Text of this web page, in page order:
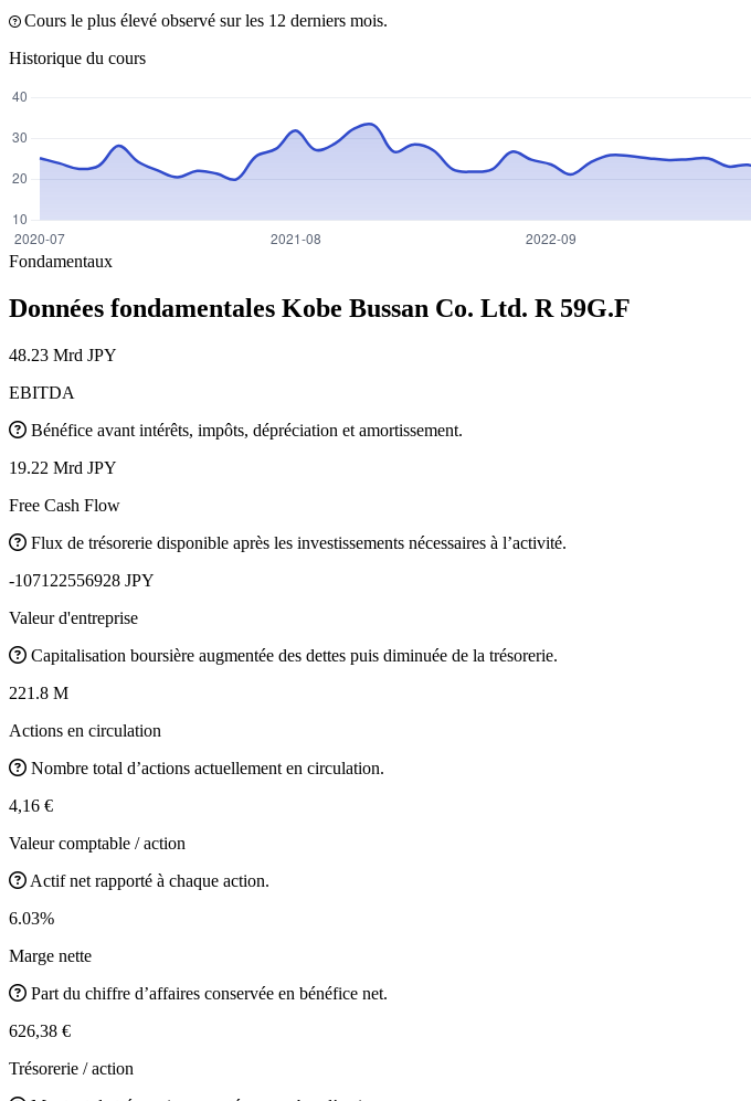
Cours le plus élevé observé sur les 12 derniers mois.
Historique du cours
Fondamentaux
Données fondamentales Kobe Bussan Co. Ltd. R 59G.F
48.23 Mrd JPY
EBITDA
Bénéfice avant intérêts, impôts, dépréciation et amortissement.
19.22 Mrd JPY
Free Cash Flow
Flux de trésorerie disponible après les investissements nécessaires à l’activité.
-107122556928 JPY
Valeur d'entreprise
Capitalisation boursière augmentée des dettes puis diminuée de la trésorerie.
221.8 M
Actions en circulation
Nombre total d’actions actuellement en circulation.
4,16 €
Valeur comptable / action
Actif net rapporté à chaque action.
6.03%
Marge nette
Part du chiffre d’affaires conservée en bénéfice net.
626,38 €
Trésorerie / action